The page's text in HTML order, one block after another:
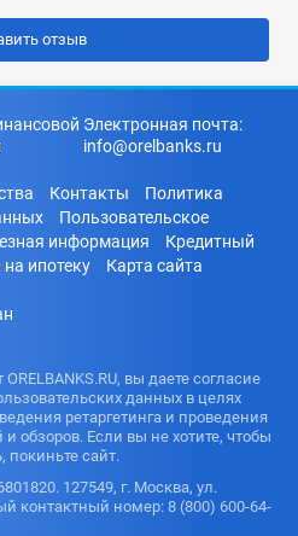
Электронная почта:
info@orelbanks.ru
Контакты
Политика
Пользовательское
информация
Кредитный
ипотеку Карта сайта
вы даете согласие
данных в целях
ретаргетинга и проведения
обзоров. Если вы не хотите, чтобы
сайт.
127549, г. Москва, ул.
контактный номер: 8 (800) 600-64-